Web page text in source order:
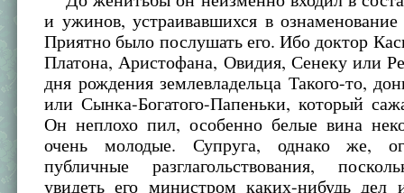
и ужинов, устраивавшихся в
Приятно было послушать его. Ибо доктор
Платона, Аристофана, Овидия, Сенеку или
дня рождения землевладельца Такого-то,
или Сынка-Богатого-Папеньки, который
Он неплохо пил, особенно белые вина
очень молодые. Супруга, однако же,
публичные разглагольствования,
увидеть его министром каких-нибудь дел